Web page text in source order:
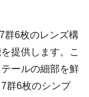
群6枚のレンズ構
提供します。こ
ールの細部を鮮
群6枚のシンプ